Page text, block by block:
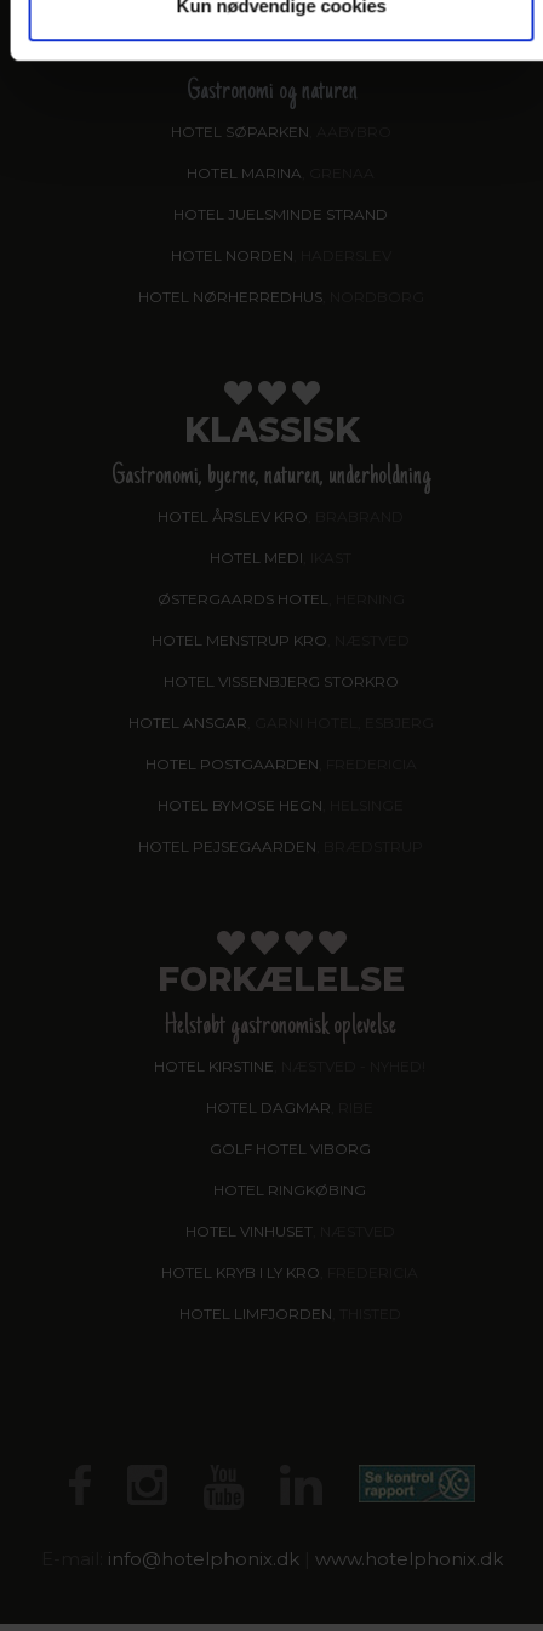
Kun nødvendige cookies
VANDKANTEN
Gastronomi og naturen
HOTEL SØPARKEN
HOTEL MARINA
HOTEL JUELSMINDE STRAND
HOTEL NORDEN
HOTEL NØRHERREDHUS, NORDBORG
KLASSISK
Gastronomi, byerne, naturen, underholdning
HOTEL ÅRSLEV KRO
HOTEL MEDI
ØSTERGAARDS HOTEL, HERNING
HOTEL MENSTRUP KRO
HOTEL VISSENBJERG STORKRO
HOTEL ANSGAR
HOTEL POSTGAARDEN
HOTEL BYMOSE HEGN
HOTEL PEJSEGAARDEN
FORKÆLELSE
Helstøbt gastronomisk oplevelse
HOTEL KIRSTINE
HOTEL DAGMAR
GOLF HOTEL VIBORG
HOTEL RINGKØBING
HOTEL VINHUSET, NÆSTVED
HOTEL KRYB I LY KRO
HOTEL LIMFJORDEN
info@hotelphonix.dk| www.hotelphonix.dk